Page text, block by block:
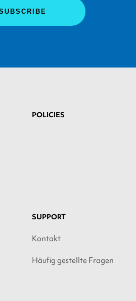
POLICIES
SUPPORT
Kontakt
Häufig gestellte Fragen